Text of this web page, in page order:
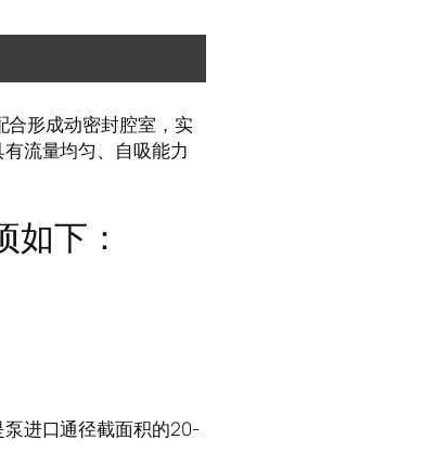
合形成动密封腔室，实
流量均匀、自吸能力
下：
进口通径截面积的20-